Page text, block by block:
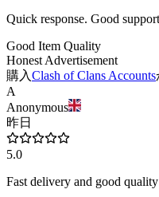
Quick response. Good
Good Item Quality
Honest Advertisement
購入Clash of Clans Accounts
A
Anonymous
昨日
5.0
Fast delivery and good quality